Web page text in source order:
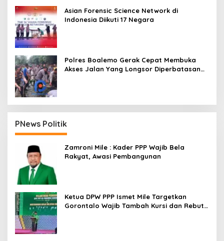
Asian Forensic Science Network di
Indonesia Diikuti 17 Negara
Polres Boalemo Gerak Cepat Membuka
Akses Jalan Yang Longsor Diperbatasan
PNews Politik
Zamroni Mile : Kader PPP Wajib Bela
Rakyat, Awasi Pembangunan
Ketua DPW PPP Ismet Mile Targetkan
Gorontalo Wajib Tambah Kursi dan Rebut